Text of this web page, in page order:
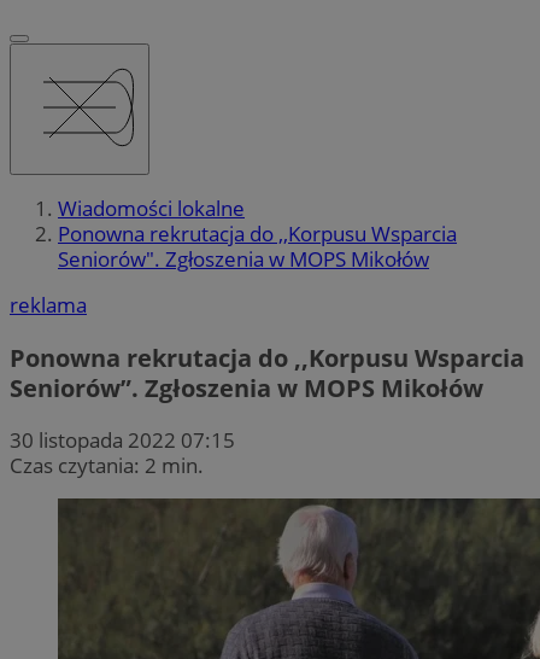
Wiadomości lokalne
Ponowna rekrutacja do ,,Korpusu Wsparcia
Seniorów". Zgłoszenia w MOPS Mikołów
reklama
Ponowna rekrutacja do ,,Korpusu Wsparcia
Seniorów”. Zgłoszenia w MOPS Mikołów
30 listopada 2022 07:15
Czas czytania: 2 min.